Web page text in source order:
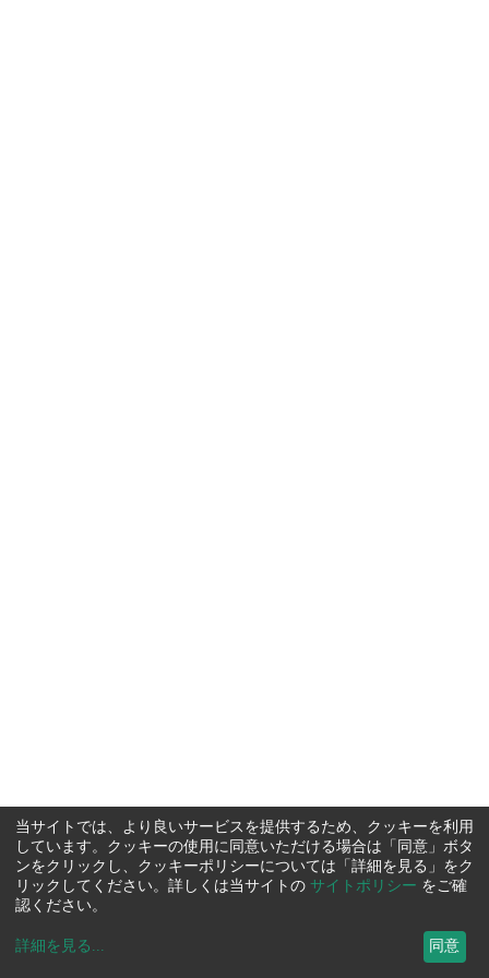
当サイトでは、より良いサービスを提供するため、クッキーを利用
しています。クッキーの使用に同意いただける場合は「同意」ボタ
ンをクリックし、クッキーポリシーについては「詳細を見る」をク
リックしてください。詳しくは当サイトの サイトポリシー をご確
認ください。
詳細を見る ... 同意